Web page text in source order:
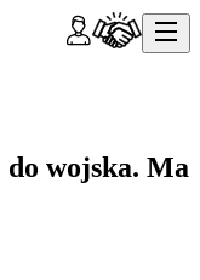
wojska. Ma